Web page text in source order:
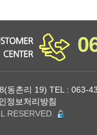
동촌리 19) TEL : 063-
정보처리방침
RESERVED.